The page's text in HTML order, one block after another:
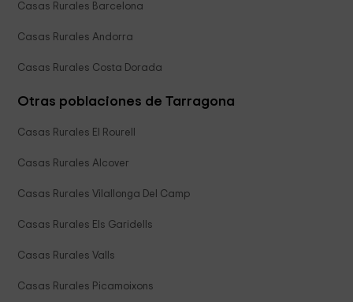
Casas Rurales Barcelona
Casas Rurales Andorra
Casas Rurales Costa Dorada
Otras poblaciones de Tarragona
Casas Rurales El Rourell
Casas Rurales Alcover
Casas Rurales Vilallonga Del Camp
Casas Rurales Els Garidells
Casas Rurales Valls
Casas Rurales Picamoixons